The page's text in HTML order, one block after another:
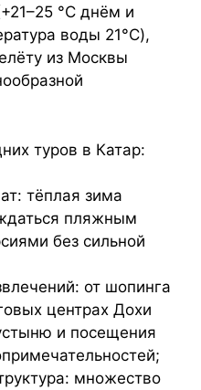
°C днём и
воды 21°C),
из Москвы
туров в Катар:
тёплая зима
пляжным
без сильной
от шопинга
центрах Дохи
и посещения
множество